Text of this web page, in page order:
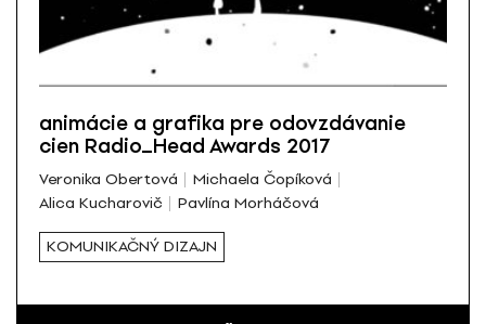
animácie a grafika pre odovzdávanie
cien Radio_Head Awards 2017
Veronika Obertová
Michaela Čopíková
Alica Kucharovič
Pavlína Morháčová
KOMUNIKAČNÝ DIZAJN